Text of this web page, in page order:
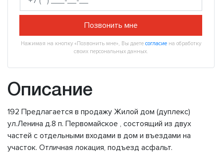
Позвонить мне
Нажимая на кнопку «Позвонить мне», Вы даете согласие на обработку
своих персональных данных.
Описание
192 Предлагается в продажу Жилой дом (дуплекс)
ул.Ленина д.8 п. Первомайское , состоящий из двух
частей с отдельными входами в дом и въездами на
участок. Отличная локация, подъезд асфальт.